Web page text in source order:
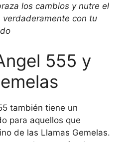
los cambios y nutre el
verdaderamente con tu
555 y
también tiene un
para aquellos que
de las Llamas Gemelas.